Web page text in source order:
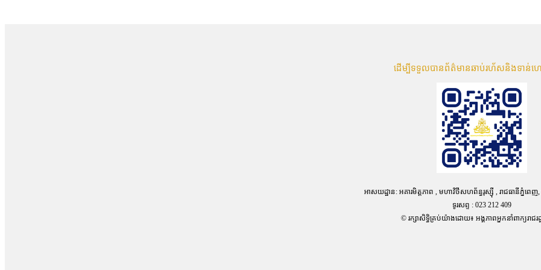
ដើម្បីទទួលបានព័ត៌មានឆាប់រហ័សនិងទាន់ហ
អាសយដ្ឋាន: អគារមិត្តភាព , មហាវិថីសហព័ន្ធរុស្ស៊ី , រាជធានីភ្នំពេញ,
ទូរសព្ទ : 023 212 409
© រក្សាសិទ្ធិគ្រប់យ៉ាងដោយ៖ អង្គភាពអ្នកនាំពាក្យរាជរ